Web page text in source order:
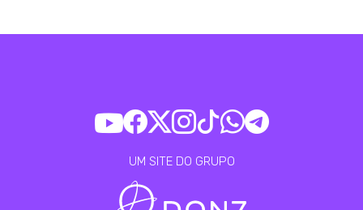
UM SITE DO GRUPO